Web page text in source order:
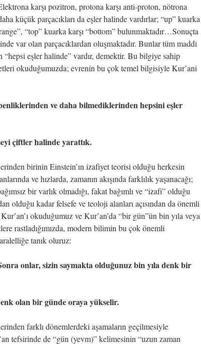
karşı pozitron, protona karşı anti-proton, nötrona
küçük parçacıkları da eşler halinde vardırlar; “up” kuarka
“top” kuarka karşı “bottom” bulunmaktadır…Sonuçta
var olan parçacıklardan oluşmaktadır. Bunlar tüm maddi
“hepsi eşler halinde” vardır, demektir. Bu bilgiye sahip
okuduğumuzda; evrenin bu çok temel bilgisiyle Kur’ani
ve daha bilmediklerinden hepsini eşler
çiftler halinde yarattık.
birinin Einstein’ın izafiyet teorisi olduğu herkesin
ve hızlarda, zamanın akışında farklılık yaşanacağı;
bir varlık olmadığı, fakat bağımlı ve “izafi” olduğu
olduğu kadar felsefe ve teoloji alanları açısından da önemli
okuduğumuz ve Kur’an’da “bir gün”ün bin yıla veya
rastladığımızda, modern bilimin bu çok önemli
tanık oluruz:
onlar, sizin saymakta olduğunuz bin yıla denk bir
olan bir günde oraya yükselir.
farklı dönemlerdeki aşamaların geçilmesiyle
tefsirinde de “gün (yevm)” kelimesinin “uzun zaman